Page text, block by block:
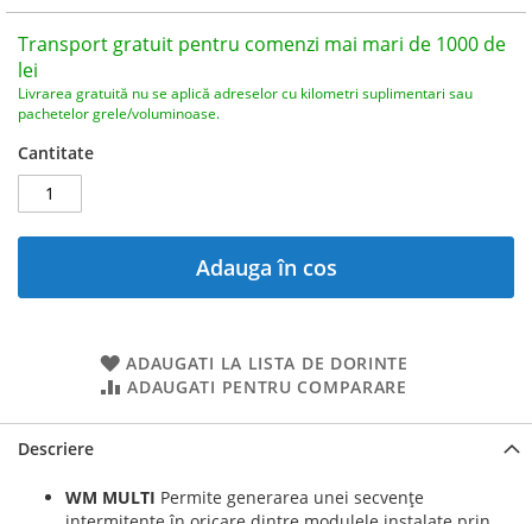
Transport gratuit pentru comenzi mai mari de 1000 de
lei
Livrarea gratuită nu se aplică adreselor cu kilometri suplimentari sau
pachetelor grele/voluminoase.
Cantitate
Adauga în cos
ADAUGATI LA LISTA DE DORINTE
ADAUGATI PENTRU COMPARARE
Descriere
WM MULTI Permite generarea unei secvențe